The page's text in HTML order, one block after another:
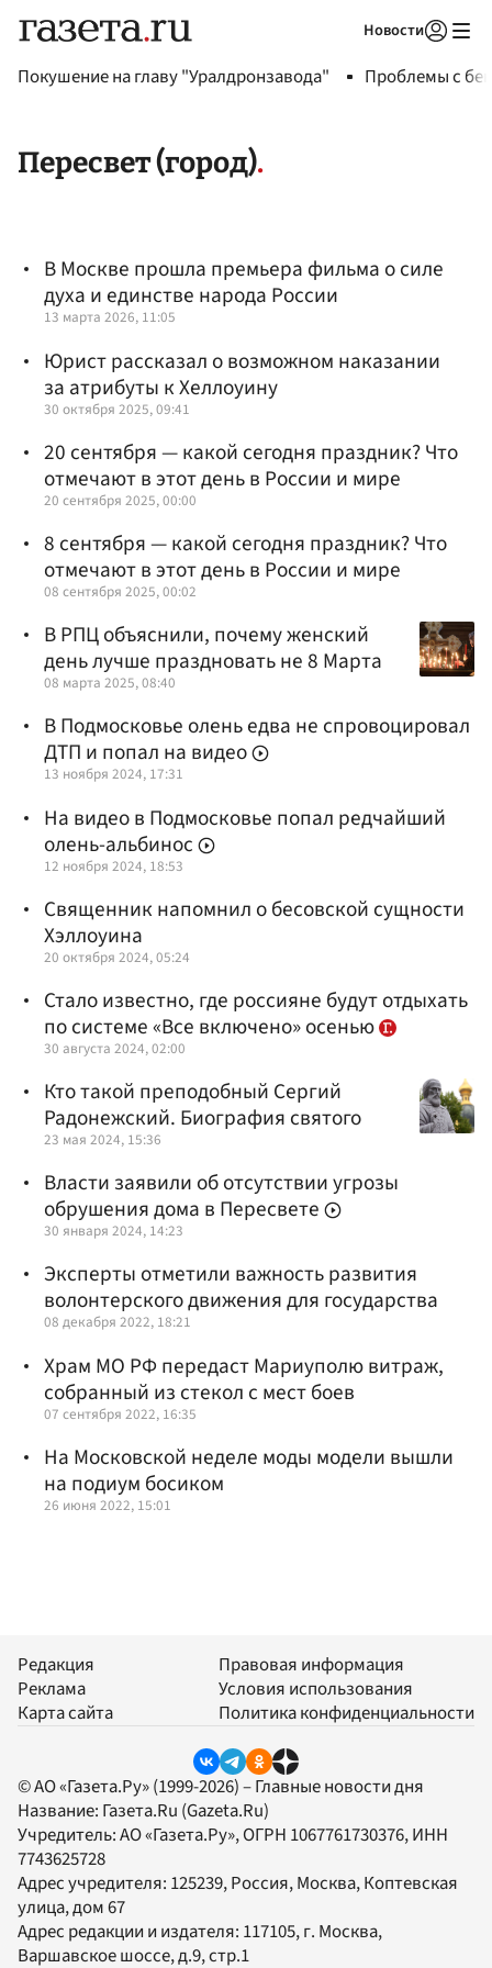
Новости
Покушение на главу "Уралдронзавода" Проблемы с
Пересвет (город)
В Москве прошла премьера фильма о силе
духа и единстве народа России
13 марта 2026, 11:05
Юрист рассказал о возможном наказании
за атрибуты к Хеллоуину
30 октября 2025, 09:41
20 сентября — какой сегодня праздник? Что
отмечают в этот день в России и мире
20 сентября 2025, 00:00
8 сентября — какой сегодня праздник? Что
отмечают в этот день в России и мире
08 сентября 2025, 00:02
В РПЦ объяснили, почему женский
день лучше праздновать не 8 Марта
08 марта 2025, 08:40
В Подмосковье олень едва не спровоцировал
ДТП и попал на видео
13 ноября 2024, 17:31
На видео в Подмосковье попал редчайший
олень-альбинос
12 ноября 2024, 18:53
Священник напомнил о бесовской сущности
Хэллоуина
20 октября 2024, 05:24
Стало известно, где россияне будут отдыхать
по системе «Все включено» осенью
30 августа 2024, 02:00
Кто такой преподобный Сергий
Радонежский. Биография святого
23 мая 2024, 15:36
Власти заявили об отсутствии угрозы
обрушения дома в Пересвете
30 января 2024, 14:23
Эксперты отметили важность развития
волонтерского движения для государства
08 декабря 2022, 18:21
Храм МО РФ передаст Мариуполю витраж,
собранный из стекол с мест боев
07 сентября 2022, 16:35
На Московской неделе моды модели вышли
на подиум босиком
26 июня 2022, 15:01
Редакция
Реклама
Карта сайта
Правовая информация
Условия использования
Политика конфиденциальности
© АО «Газета.Ру» (1999-2026) – Главные новости дня
Название: Газета.Ru (Gazeta.Ru)
Учредитель:АО «Газета.Ру», ОГРН 1067761730376, ИНН
7743625728
Адрес учредителя: 125239, Россия, Москва, Коптевская
улица, дом 67
Адрес редакции и издателя: 117105, г. Москва,
Варшавское шоссе, д.9, стр.1